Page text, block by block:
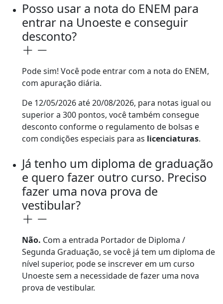
Posso usar a nota do ENEM para
entrar na Unoeste e conseguir
desconto?
Pode sim! Você pode entrar com a nota do ENEM,
com apuração diária.
De 12/05/2026 até 20/08/2026, para notas igual ou
superior a 300 pontos, você também consegue
desconto conforme o regulamento de bolsas e
com condições especiais para as licenciaturas.
Já tenho um diploma de graduação
e quero fazer outro curso. Preciso
fazer uma nova prova de
vestibular?
Não. Com a entrada Portador de Diploma /
Segunda Graduação, se você já tem um diploma de
nível superior, pode se inscrever em um curso
Unoeste sem a necessidade de fazer uma nova
prova de vestibular.